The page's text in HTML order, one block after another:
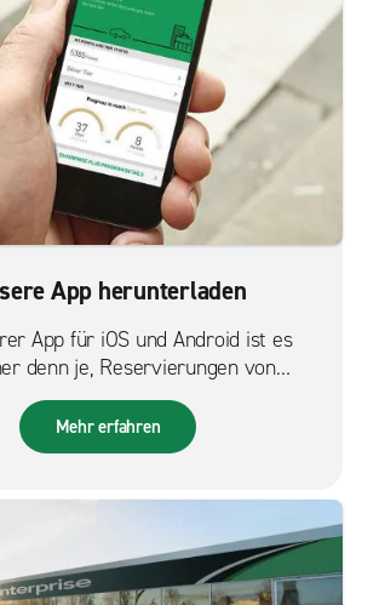
App herunterladen
App für iOS und Android ist es
denn je, Reservierungen von
unterwegs zu verwalten.
Mehr erfahren